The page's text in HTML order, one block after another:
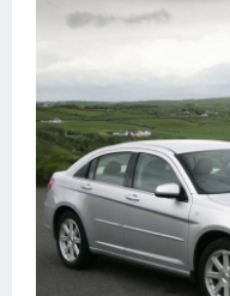
Хонда
Грузовики
Шевроле
УАЗ
Кадиллак